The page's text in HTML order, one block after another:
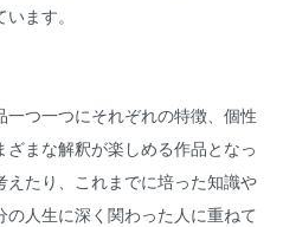
ます。
一つ一つにそれぞれの特徴、個性
まな解釈が楽しめる作品となっ
たり、これまでに培った知識や
人生に深く関わった人に重ねて